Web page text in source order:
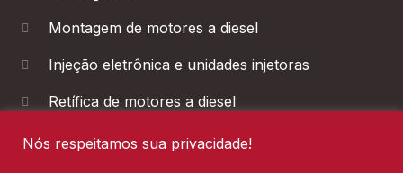
Montagem de motores a diesel
Injeção eletrônica e unidades injetoras
Retífica de motores a diesel
Diagnóstico Eletrônico
Nós respeitamos sua privacidade!